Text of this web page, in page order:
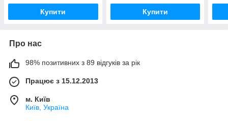
Купити Купити
Про нас
98% позитивних з 89 відгуків за рік
Працює з 15.12.2013
м. Київ
Київ, Україна